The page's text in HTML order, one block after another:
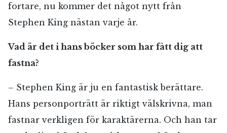
fortare, nu kommer det något nytt från
Stephen King nästan varje år.
Vad är det i hans böcker som har fått dig att
fastna?
– Stephen King är ju en fantastisk berättare.
Hans personporträtt är riktigt välskrivna, man
fastnar verkligen för karaktärerna. Och han tar